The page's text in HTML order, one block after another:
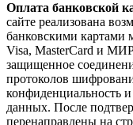
Оплата банковской
сайте реализована
банковскими картами
Visa, MasterCard и
защищенное
протоколов
конфиденциальность
данных. После
перенаправлены на